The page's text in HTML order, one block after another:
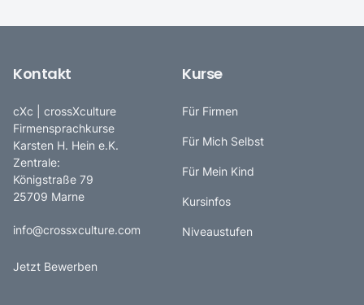
Kontakt
cXc | crossXculture
Firmensprachkurse
Karsten H. Hein e.K.
Zentrale:
Königstraße 79
25709 Marne
info@crossxculture.com
Jetzt Bewerben
Kurse
Für Firmen
Für Mich Selbst
Für Mein Kind
Kursinfos
Niveaustufen